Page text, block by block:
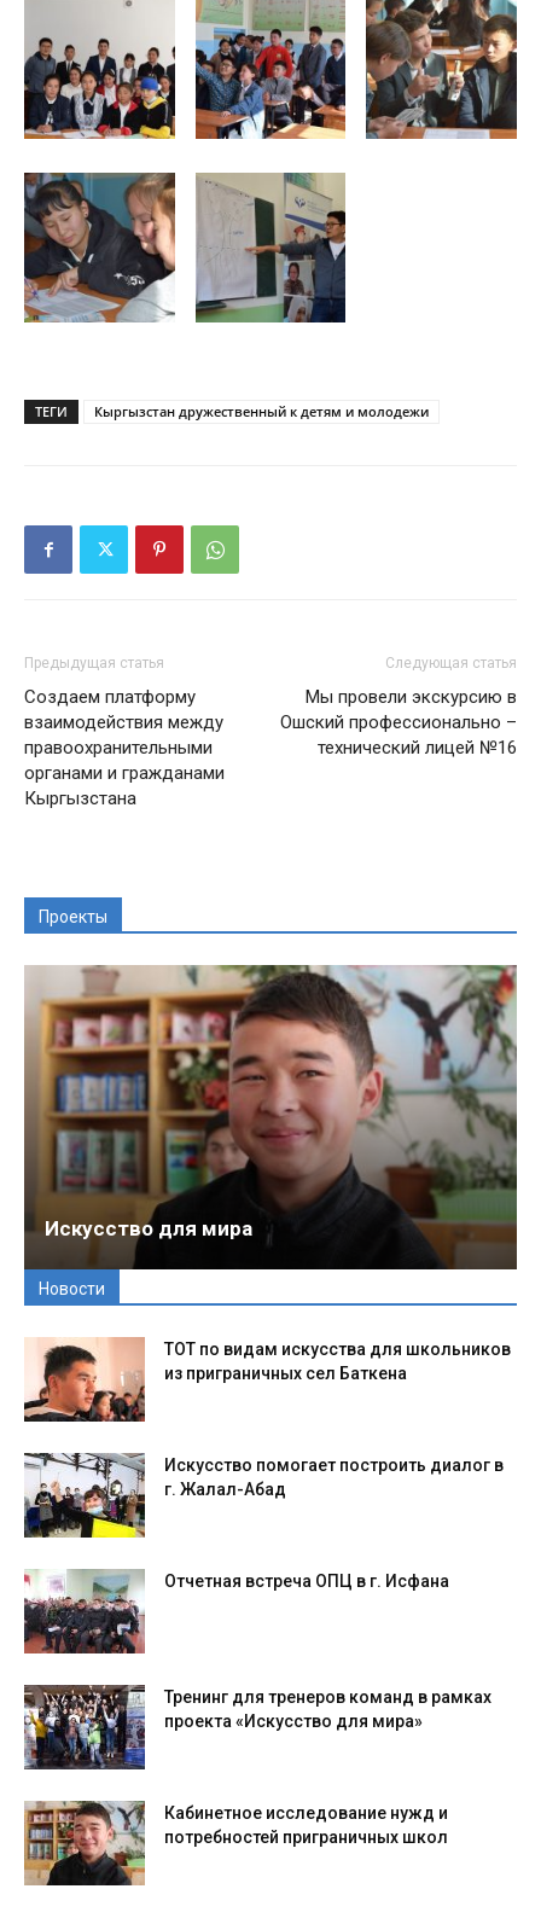
ТЕГИ Кыргызстан дружественный к детям и молодежи
Предыдущая статья
Создаем платформу
взаимодействия между
правоохранительными
органами и гражданами
Кыргызстана
Следующая статья
Мы провели экскурсию в
Ошский профессионально –
технический лицей №16
Проекты
Искусство для мира
Новости
ТОТ по видам искусства для школьников
из приграничных сел Баткена
Искусство помогает построить диалог в
г. Жалал-Абад
Отчетная встреча ОПЦ в г. Исфана
Тренинг для тренеров команд в рамках
проекта «Искусство для мира»
Кабинетное исследование нужд и
потребностей приграничных школ